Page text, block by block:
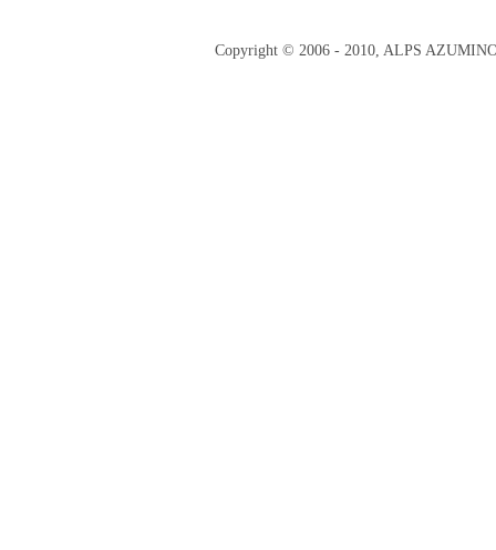
Copyright © 2006 - 2010, ALPS